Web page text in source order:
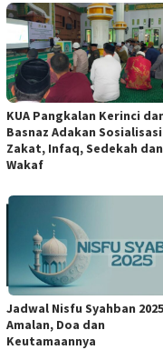
KUA Pangkalan Kerinci
Basnaz Adakan Sosialisasi
Zakat, Infaq, Sedekah dan
Wakaf
Jadwal Nisfu Syahban
Amalan, Doa dan
Keutamaannya